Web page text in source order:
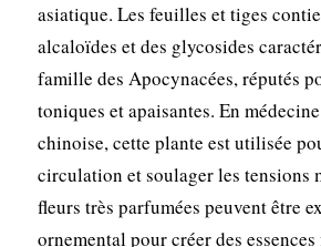
asiatique. Les feuilles et tiges
alcaloïdes et des glycosides
famille des Apocynacées, réputés
toniques et apaisantes. En
chinoise, cette plante est utilisée
circulation et soulager les tensions
fleurs très parfumées peuvent être
ornemental pour créer des